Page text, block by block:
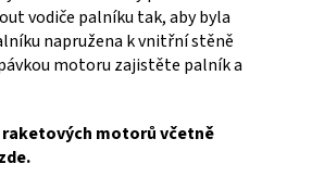
vodiče palníku tak, aby byla
napružena k vnitřní stěně
motoru zajistěte palník a
motorů včetně